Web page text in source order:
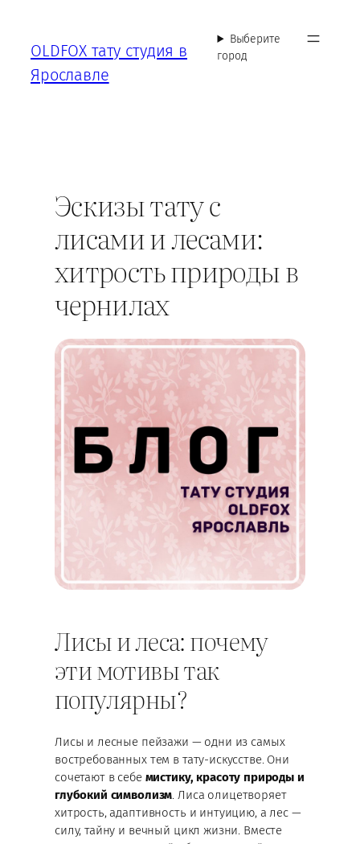
содержимому
OLDFOX тату студия в
Ярославле
Выберите
город
Эскизы тату с
лисами и лесами:
хитрость природы в
чернилах
Лисы и леса: почему
эти мотивы так
популярны?
Лисы и лесные пейзажи — одни из самых
востребованных тем в тату-искусстве. Они
сочетают в себе мистику, красоту природы и
глубокий символизм. Лиса олицетворяет
хитрость, адаптивность и интуицию, а лес —
силу, тайну и вечный цикл жизни. Вместе